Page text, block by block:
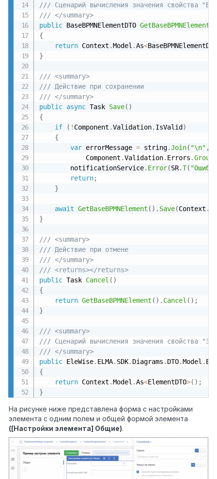
/// Сценарий вычисления значения свойства
/// </summary>
public BaseBPMNElementDTO GetBaseBPMNElement
{
return Context .Model .As<
}
/// <summary>
/// Действие при сохранении
/// </summary>
public async Task Save( )
{
if
( ! Component .Validation. IsValid)
{
var errorMessage = string.Join( "\n" ,
            Component
.Validation. Errors .
        notificationService
. Error(SR.T(
return;
}
await GetBaseBPMNElement ( ) . Save(Context .
}
/// <summary>
/// Действие при отмене
/// </summary>
/// <returns></returns>
public Task Cancel ( )
{
return GetBaseBPMNElement ( ) . Cancel ( ) ;
}
/// <summary>
/// Сценарий вычисления значения свойства
/// </summary>
public EleWise. ELMA. SDK. Diagrams . DTO.Model .
{
return Context .Model .As<ElementDTO>( ) ;
}
На рисунке ниже представлена форма с настройками
элемента с одним полем и общей формой элемента
([Настройки элемента] Общие).